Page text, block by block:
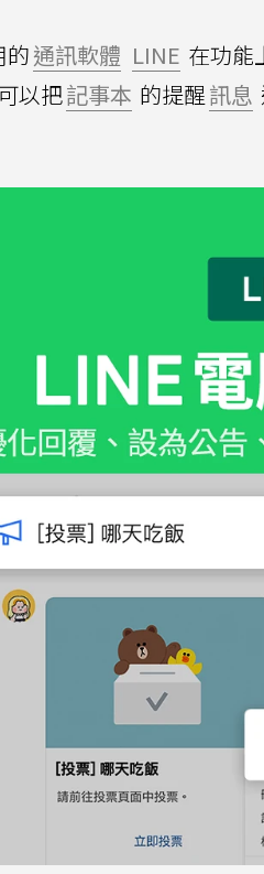
的通訊軟體 LINE 在功能
以把記事本 的提醒訊息